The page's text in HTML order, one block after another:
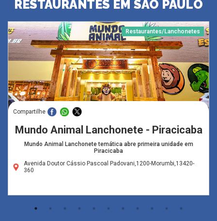
RESTAURANTES EM SÃO PAULO
Restaurantes/Lanchonetes
Compartilhe
Mundo Animal Lanchonete - Piracicaba
Mundo Animal Lanchonete temática abre primeira unidade em
Piracicaba
Avenida Doutor Cássio Pascoal Padovani,1200-Morumbi,13420-
360